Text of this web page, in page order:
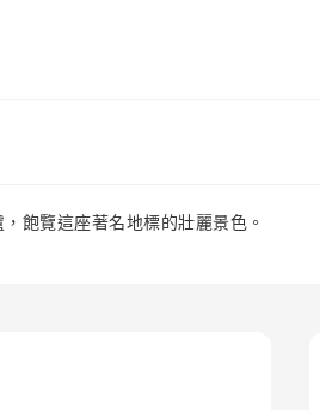
飽覽這座著名地標的壯麗景色。